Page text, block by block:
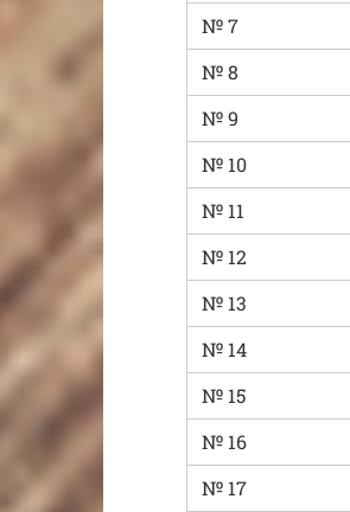
№ 7
№ 8
№ 9
№ 10
№ 11
№ 12
№ 13
№ 14
№ 15
№ 16
№ 17